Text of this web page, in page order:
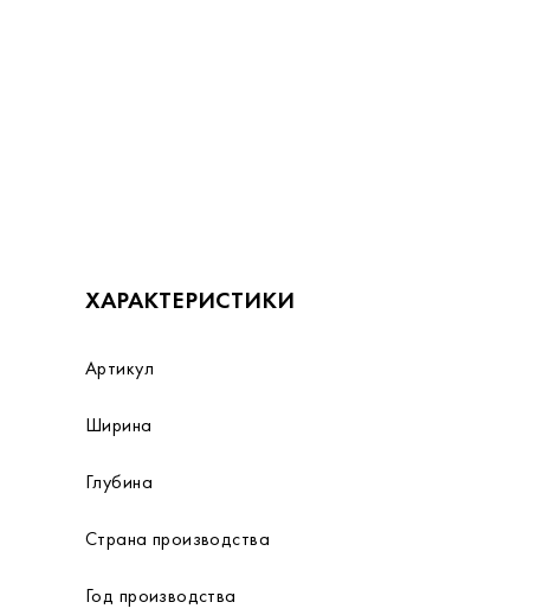
ХАРАКТЕРИСТИКИ
Артикул
Ширина
Глубина
Страна производства
Год производства